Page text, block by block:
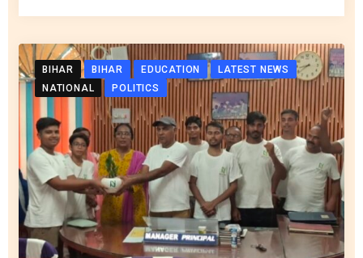
BIHAR BIHAR EDUCATION
LATEST NEWS
NATIONAL
POLITICS